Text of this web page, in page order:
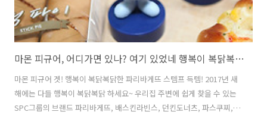
마몬 피규어, 어디가면 있나? 여기 있었네 행복이 복닭복닭한 마몬피규어
마몬 피규어 겟! 행복이 복닭복닭한 파리바게뜨 스템프 득템! 2017년 새
해에는 다들 행복이 복닭복닭 하세요~ 우리집 주변에 쉽게 찾을 수 있는
SPC그룹의 브랜드 파리바게뜨, 배스킨라빈스, 던킨도너츠, 파스쿠찌,